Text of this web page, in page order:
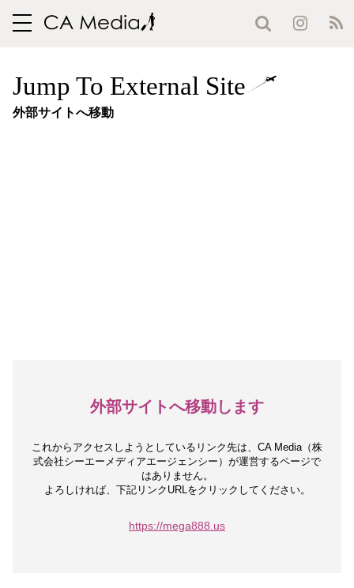
toggle
Jump To External Site
外部サイトへ移動
外部サイトへ移動します
これからアクセスしようとしているリンク先は、 CA Media（株
式会社シーエーメディアエージェンシー）が運営するページで
はありません。
よろしければ、下記リンクURLをクリックしてください。
https://mega888.us